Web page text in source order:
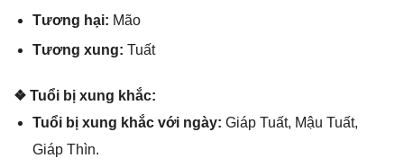
Tươnɡ hại: Mão
Tươnɡ xung: Tuất
❖ Tuổi bị xunɡ khắc:
Tuổi bị xunɡ khắc với ngày: Giáp Tuất, Mậu Tuất,
Giáp Thìn.